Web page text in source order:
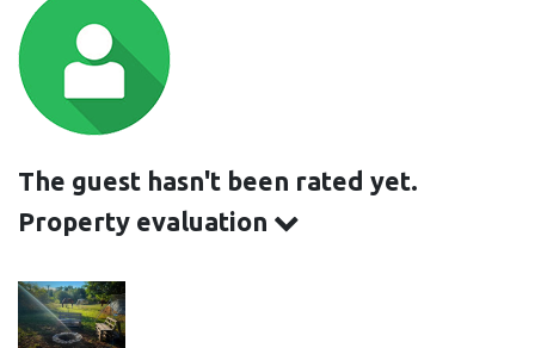
The guest hasn't been rated yet.
Property evaluation